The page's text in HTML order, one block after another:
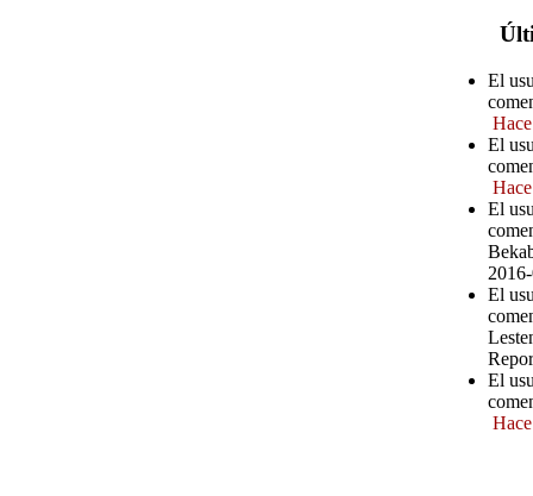
El
El
El
El
El